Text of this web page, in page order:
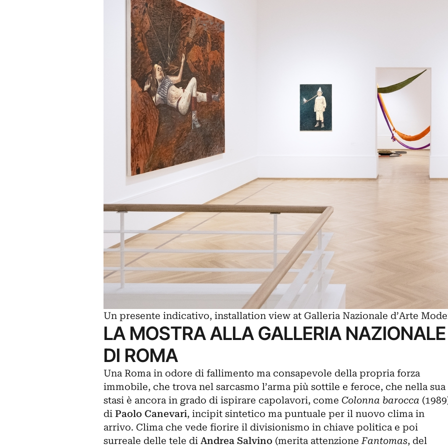
Un presente indicativo, installation view at Galleria Nazionale d’Arte
LA MOSTRA ALLA GALLERIA NAZIONALE
DI ROMA
Una Roma in odore di fallimento ma consapevole della propria forza
immobile, che trova nel sarcasmo l’arma più sottile e feroce, che nella sua
stasi è ancora in grado di ispirare capolavori, come Colonna barocca
di Paolo Canevari, incipit sintetico ma puntuale per il nuovo clima in
arrivo. Clima che vede fiorire il divisionismo in chiave politica e poi
surreale delle tele di Andrea Salvino (merita attenzioneFantomas, del